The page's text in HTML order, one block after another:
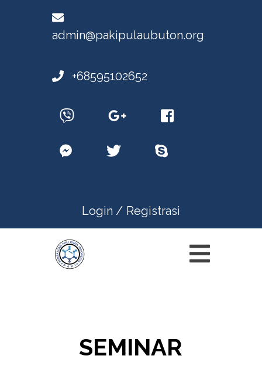
admin@pakipulaubuton.org
+68595102652
Login / Registrasi
SEMINAR